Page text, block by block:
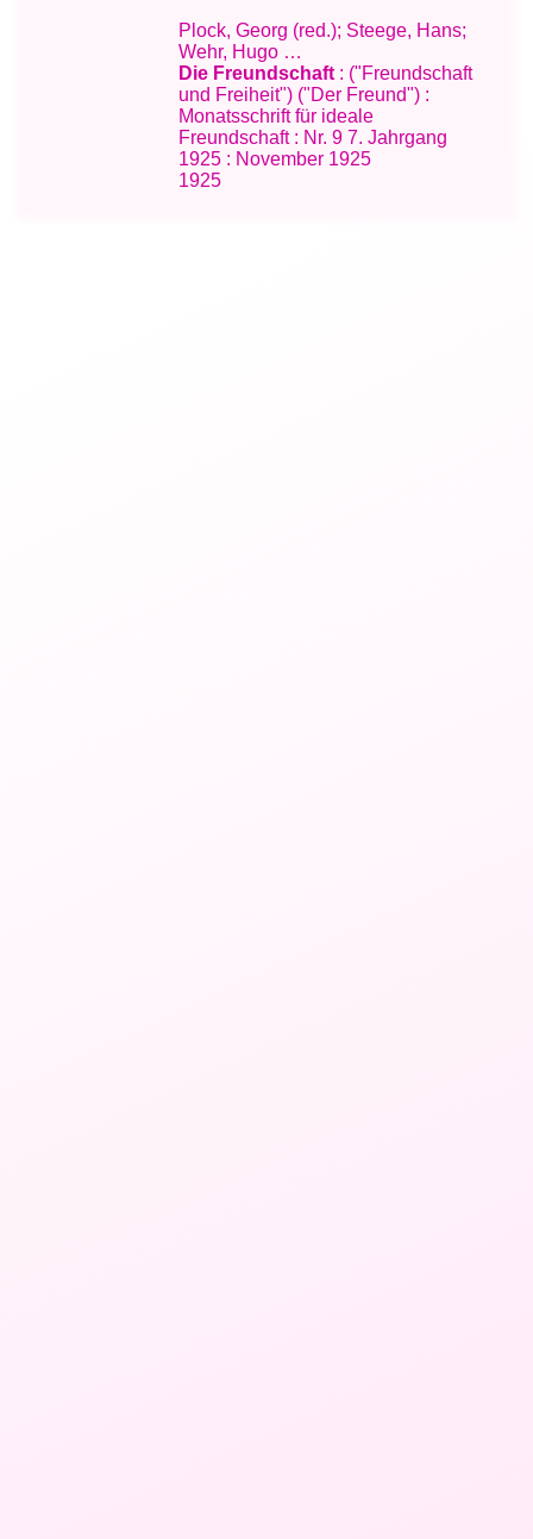
Plock, Georg (red.); Steege, Hans;
Wehr, Hugo …
Die Freundschaft : ("Freundschaft
und Freiheit") ("Der Freund") :
Monatsschrift für ideale
Freundschaft : Nr. 9 7. Jahrgang
1925 : November 1925
1925